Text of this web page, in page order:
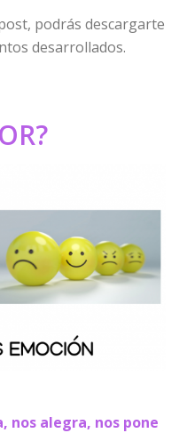
podrás descargarte
desarrollados.
nos alegra, nos pone